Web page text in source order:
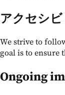
アクセシ
We strive to
goal is to ensure
Ongoing